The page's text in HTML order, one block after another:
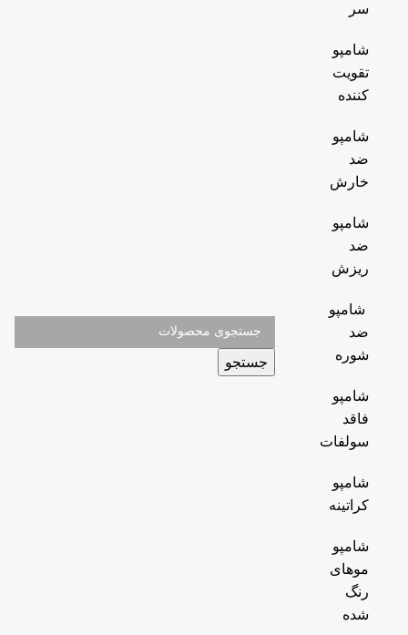
سر
شامپو
تقویت
کننده
شامپو
ضد
خارش
شامپو
ضد
ریزش
شامپو
ضد
شوره
شامپو
فاقد
سولفات
شامپو
کراتینه
شامپو
موهای
رنگ
شده
جستجو